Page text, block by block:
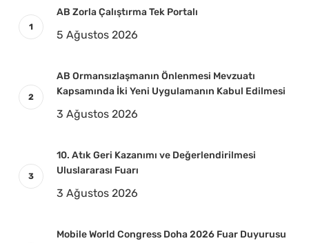
AB Zorla Çalıştırma Tek Portalı
5 Ağustos 2026
AB Ormansızlaşmanın Önlenmesi Mevzuatı
Kapsamında İki Yeni Uygulamanın Kabul Edilmesi
3 Ağustos 2026
10. Atık Geri Kazanımı ve Değerlendirilmesi
Uluslararası Fuarı
3 Ağustos 2026
Mobile World Congress Doha 2026 Fuar Duyurusu